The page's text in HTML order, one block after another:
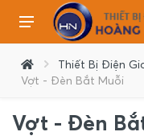
Thiết Bị Điện
Vợt - Đèn Bắt Muỗi
Vợt - Đèn